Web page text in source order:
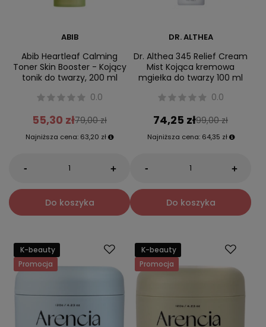
ABIB
Abib Heartleaf Calming
Toner Skin Booster - Kojący
tonik do twarzy, 200 ml
0.0
55,30 zł79,00 zł
Najniższa cena: 63,20 zł
- +
Do koszyka
DR. ALTHEA
Dr. Althea 345 Relief Cream
Mist Kojąca kremowa
mgiełka do twarzy 100 ml
0.0
74,25 zł99,00 zł
Najniższa cena: 64,35 zł
- +
Do koszyka
K-beauty
Promocja
K-beauty
Promocja